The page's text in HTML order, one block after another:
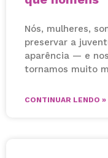
Nós, mulheres,
preservar a
aparência — e
tornamos muito
CONTINUAR LENDO »